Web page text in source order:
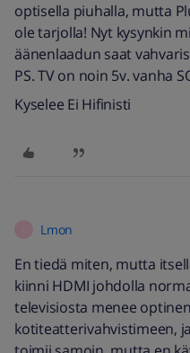
optisella piuhalla, mutta
ole tarjolla! Nyt kysynkin
äänenlaadun saat
PS. TV on noin 5v. vanha
Kyselee Ei Hifinisti
Lmon
En tiedä miten, mutta
kiinni HDMI johdolla
televisiosta menee
kotiteatterivahvistimeen,